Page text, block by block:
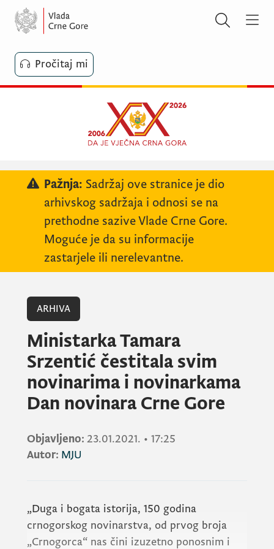
Pročitaj mi
Pažnja: Sadržaj ove stranice je dio
arhivskog sadržaja i odnosi se na
prethodne sazive Vlade Crne Gore.
Moguće je da su informacije
zastarjele ili nerelevantne.
ARHIVA
Ministarka Tamara
Srzentić čestitala svim
novinarima i novinarkama
Dan novinara Crne Gore
Objavljeno: 23.01.2021. • 17:25
Autor: MJU
„Duga i bogata istorija, 150 godina
crnogorskog novinarstva, od prvog broja
„Crnogorca“ nas čini izuzetno ponosnim i